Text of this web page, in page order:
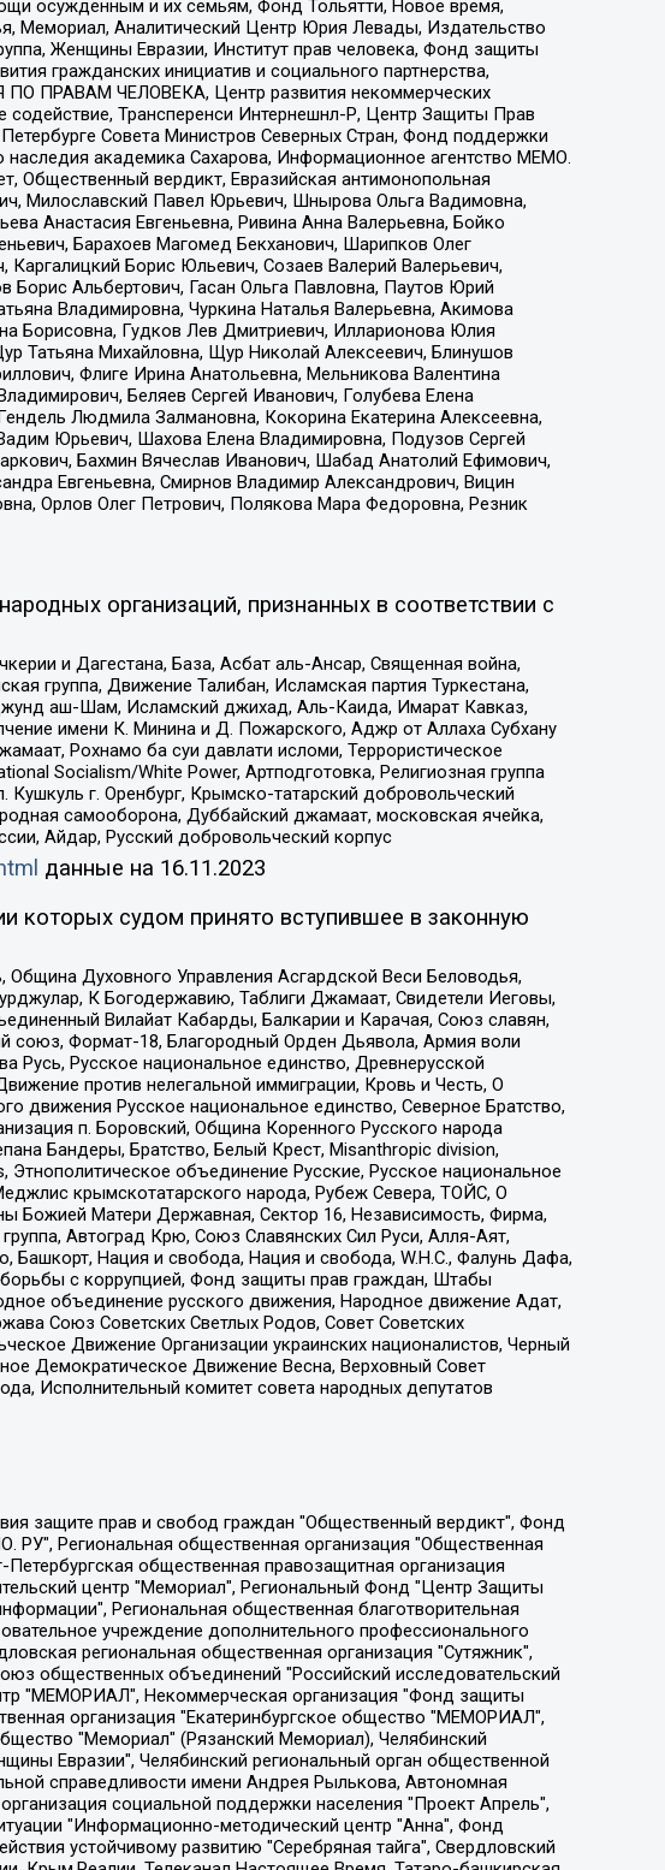
осужденным и их семьям, Фонд Тольятти, Новое время,
Мемориал, Аналитический Центр Юрия Левады, Издательство
Женщины Евразии, Институт прав человека, Фонд защиты
гражданских инициатив и социального партнерства,
ПО ПРАВАМ ЧЕЛОВЕКА, Центр развития некоммерческих
содействие, Трансперенси Интернешнл-Р, Центр Защиты Прав
Совета Министров Северных Стран, Фонд поддержки
академика Сахарова, Информационное агентство МЕМО.
Общественный вердикт, Евразийская антимонопольная
Милославский Павел Юрьевич, Шнырова Ольга Вадимовна,
Анастасия Евгеньевна, Ривина Анна Валерьевна, Бойко
Барахоев Магомед Бекханович, Шарипков Олег
Борис Юльевич, Созаев Валерий Валерьевич,
Борис Альбертович, Гасан Ольга Павловна, Паутов Юрий
Владимировна, Чуркина Наталья Валерьевна, Акимова
Борисовна, Гудков Лев Дмитриевич, Илларионова Юлия
Татьяна Михайловна, Щур Николай Алексеевич, Блинушов
Флиге Ирина Анатольевна, Мельникова Валентина
Беляев Сергей Иванович, Голубева Елена
Людмила Залмановна, Кокорина Екатерина Алексеевна,
Юрьевич, Шахова Елена Владимировна, Подузов Сергей
Бахмин Вячеслав Иванович, Шабад Анатолий Ефимович,
Евгеньевна, Смирнов Владимир Александрович, Вицин
Орлов Олег Петрович, Полякова Мара Федоровна, Резник
организаций, признанных в соответствии с
и Дагестана, База, Асбат аль-Ансар, Священная война,
группа, Движение Талибан, Исламская партия Туркестана,
аш-Шам, Исламский джихад, Аль-Каида, Имарат Кавказ,
имени К. Минина и Д. Пожарского, Аджр от Аллаха Субхану
Рохнамо ба суи давлати исломи, Террористическое
Socialism/White Power, Артподготовка, Религиозная группа
Кушкуль г. Оренбург, Крымско-татарский добровольческий
самооборона, Дуббайский джамаат, московская ячейка,
Айдар, Русский добровольческий корпус
данные на 16.11.2023
которых судом принято вступившее в законную
Духовного Управления Асгардской Веси Беловодья,
К Богодержавию, Таблиги Джамаат, Свидетели Иеговы,
Вилайат Кабарды, Балкарии и Карачая, Союз славян,
союз, Формат-18, Благородный Орден Дьявола, Армия воли
Русь, Русское национальное единство, Древнерусской
против нелегальной иммиграции, Кровь и Честь, О
движения Русское национальное единство, Северное Братство,
п. Боровский, Община Коренного Русского народа
Бандеры, Братство, Белый Крест, Misanthropic division,
объединение Русские, Русское национальное
крымскотатарского народа, Рубеж Севера, ТОЙС, О
Божией Матери Державная, Сектор 16, Независимость, Фирма,
Автоград Крю, Союз Славянских Сил Руси, Алля-Аят,
Башкорт, Нация и свобода, Нация и свобода, W.H.С., Фалунь Дафа,
с коррупцией, Фонд защиты прав граждан, Штабы
объединение русского движения, Народное движение Адат,
Союз Советских Светлых Родов, Совет Советских
Движение Организации украинских националистов, Черный
Демократическое Движение Весна, Верховный Совет
Исполнительный комитет совета народных депутатов
"Чайка Белые сады", Ветошкина Валерия Валерьевна, Заговора Максим Александрович, Межрегиональное общественное движение "Российская ЛГБТ - сеть", Оленичев Максим Владимирович, Павлов Иван Юрьевич, Скворцова Елена Сергеевна, Общество с ограниченной ответственностью "Как бы инагент", Кочетков Игорь Викторович, Общество с ограниченной ответственностью "Честные выборы", Еланчик Олег Александрович, Общество с ограниченной ответственностью "Нобелевский призыв", Гималова Регина Эмилевна, Григорьев Андрей Валерьевич, Григорьева Алина Александровна, Ассоциация по содействию защите прав призывников, альтернативнослужащих и военнослужащих "Правозащитная группа "Гражданин.Армия.Право", Хисамова Регина Фаритовна, Автономная некоммерческая организация по реализации социально-правовых программ "Лилит", Дальневосточное общественное движение "Маяк", Санкт-Петербургская ЛГБТ-инициативная группа "Выход", Инициативная группа ЛГБТ+ "Реверс", Алексеев Андрей Викторович, Бекбулатова Таисия Львовна, Беляев Иван Михайлович, Владыкина Елена Сергеевна, Гельман Марат Александрович, Никульшина Вероника Юрьевна, Толоконникова Надежда Андреевна, Шендерович Виктор Анатольевич, Общество с ограниченной ответственностью "Данное сообщение", Общество с ограниченной ответственностью Издательский дом "Новая глава", Айнбиндер Александра Александровна, Московский комьюнити-центр для ЛГБТ+инициатив, Благотворительный фонд развития филантропии, Deutsche Welle (Германия, Kurt-Schumacher-Strasse 3, 53113 Bonn), Борзунова Мария Михайловна, Воробьев Виктор Викторович, Голубева Анна Львовна, Константинова Алла Михайловна, Малкова Ирина Владимировна, Мурадов Мурад Абдулгалимович, Осетинская Елизавета Николаевна, Понасенков Евгений Николаевич, Ганапольский Матвей Юрьевич, Киселев Евгений Алексеевич, Борухович Ирина Григорьевна, Дремин Иван Тимофеевич, Дубровский Дмитрий Викторович, Красноярская региональная общественная организация поддержки и развития альтернативных образовательных технологий и межкультурных коммуникаций "ИНТЕРРА", Маяковская Екатерина Алексеевна, Фейгин Марк Захарович, Филимонов Андрей Викторович, Дзугкоева Регина Николаевна, Доброхотов Роман Александрович, Дудь Юрий Александрович, Елкин Сергей Владимирович, Кругликов Кирилл Игоревич, Сабунаева Мария Леонидовна, Семенов Алексей Владимирович, Шаинян Карен Багратович, Шульман Екатерина Михайловна, Асафьев Артур Валерьевич, Вахштайн Виктор Семенович, Венедиктов Алексей Алексеевич, Лушникова Екатерина Евгеньевна, Волков Леонид Михайлович, Невзоров Александр Глебович, Пархоменко Сергей Борисович, Сироткин Ярослав Николаевич, Кара-Мурза Владимир Владимирович, Баранова Наталья Владимировна, Гозман Леонид Яковлевич, Кагарлицкий Борис Юльевич, Климарев Михаил Валерьевич, Милов Владимир Станиславович, Автономная некоммерческая организация Краснодарский центр современного искусства "Типография", Моргенштерн Алишер Тагирович, Соболь Любовь Эдуардовна, Общество с ограниченной ответственностью "ЛИЗА НОРМ", Каспаров Гарри Кимович, Ходорковский Михаил Борисович, Общество с ограниченной ответственностью "Апрельские тезисы", Данилович Ирина Брониславовна, Кашин Олег Владимирович, Петров Николай Владимирович, Пивоваров Алексей Владимирович, Соколов Михаил Владимирович, Цветкова Юлия Владимировна, Чичваркин Евгений Александрович, Комитет против пыток/Команда против пыток, Общество с ограниченной ответственностью "Первый научный", Общество с ограниченной ответственностью "Вертолет и ко", Белоцерковская Вероника Борисовна, Кац Максим Евгеньевич, Лазарева Татьяна Юрьевна, Шаведдинов Руслан Табризович, Яшин Илья Валерьевич, Общество с ограниченной ответственностью "Иноагент ААВ", Алешковский Дмитрий Петрович, Альбац Евгения Марковна, Быков Дмитрий Львович, Галямина Юлия Евгеньевна, Лойко Сергей Леонидович, Мартынов Кирилл Константинович, Медведев Сергей Александрович, Крашенинников Федор Геннадиевич, Гордеева Катерина Вл